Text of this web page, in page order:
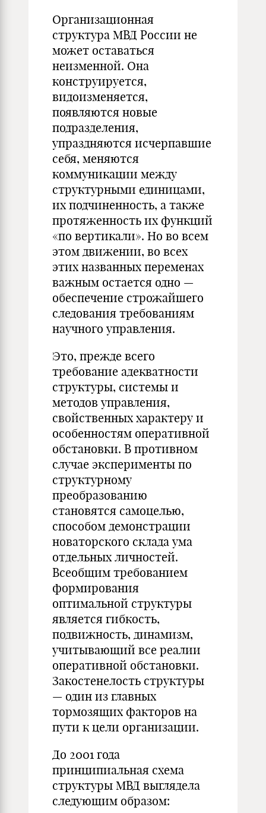
Организационная
структура МВД России не
может оставаться
неизменной. Она
конструируется,
видоизменяется,
появляются новые
подразделения,
упраздняются исчерпавшие
себя, меняются
коммуникации между
структурными единицами,
их подчиненность, а также
протяженность их функций
«по вертикали». Но во всем
этом движении, во всех
этих названных переменах
важным остается одно —
обеспечение строжайшего
следования требованиям
научного управления.
Это, прежде всего
требование адекватности
структуры, системы и
методов управления,
свойственных характеру и
особенностям оперативной
обстановки. В противном
случае эксперименты по
структурному
преобразованию
становятся самоцелью,
способом демонстрации
новаторского склада ума
отдельных личностей.
Всеобщим требованием
формирования
оптимальной структуры
является гибкость,
подвижность, динамизм,
учитывающий все реалии
оперативной обстановки.
Закостенелость структуры
— один из главных
тормозящих факторов на
пути к цели организации.
До 2001 года
принципиальная схема
структуры МВД выглядела
следующим образом: